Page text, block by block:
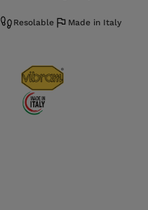
Resolable Made in Italy